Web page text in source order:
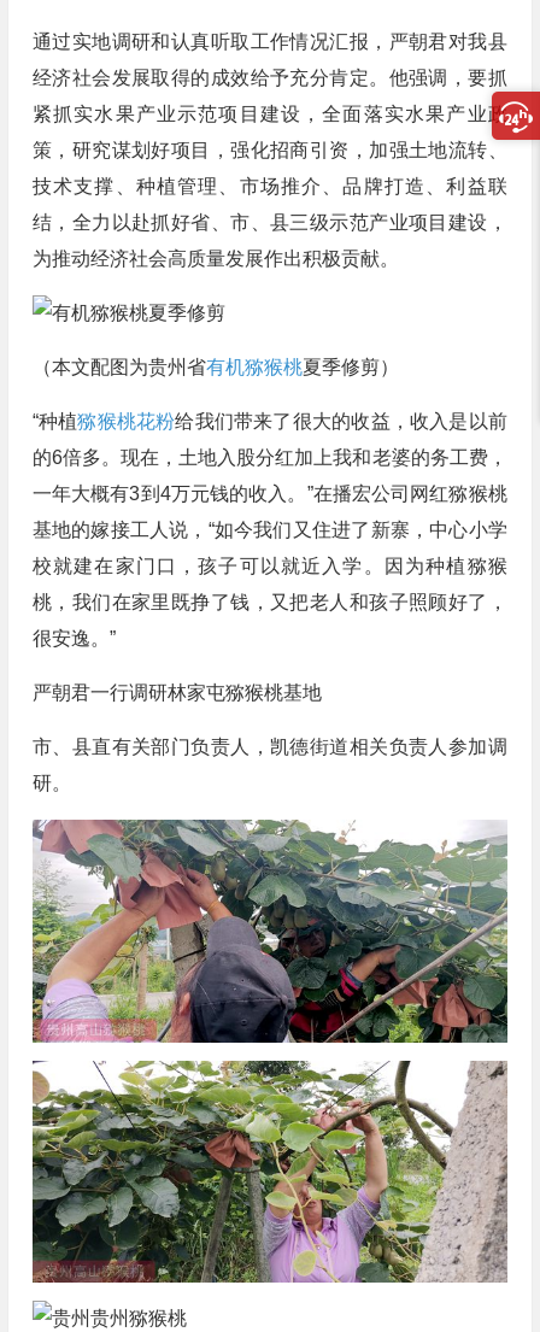
通过实地调研和认真听取工作情况汇报，严朝君对我县
经济社会发展取得的成效给予充分肯定。他强调，要抓
紧抓实水果产业示范项目建设，全面落实水果产业政
策，研究谋划好项目，强化招商引资，加强土地流转、
技术支撑、种植管理、市场推介、品牌打造、利益联
结，全力以赴抓好省、市、县三级示范产业项目建设，
为推动经济社会高质量发展作出积极贡献。
（本文配图为贵州省有机猕猴桃夏季修剪）
“种植猕猴桃花粉给我们带来了很大的收益，收入是以前
的6倍多。现在，土地入股分红加上我和老婆的务工费，
一年大概有3到4万元钱的收入。”在播宏公司网红猕猴桃
基地的嫁接工人说，“如今我们又住进了新寨，中心小学
校就建在家门口，孩子可以就近入学。因为种植猕猴
桃，我们在家里既挣了钱，又把老人和孩子照顾好了，
很安逸。”
严朝君一行调研林家屯猕猴桃基地
市、县直有关部门负责人，凯德街道相关负责人参加调
研。